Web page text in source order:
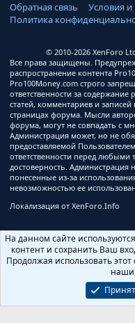
Обратная связь
Условия и
Политика
© 2010-2026 XenForo
Все права защищены.
распространение контента
Pro100Money.com строго
ответственности за
статей, комментариев и
страницах форума. Мысли
форума, могут не совпадать с
Администрация может, но не
предоставляемой
ответственности перед любыми
достоверность. Администрация
понесенные из-за
невозможностью ее
Локализация от XenForo.Info
На данном сайте
контент и сохранить Ваш
Продолжая использовать